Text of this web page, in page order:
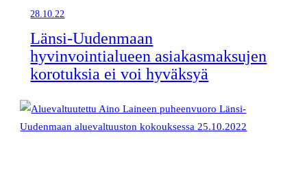
28.10.22
Länsi-Uudenmaan
hyvinvointialueen asiakasmaksujen
korotuksia ei voi hyväksyä